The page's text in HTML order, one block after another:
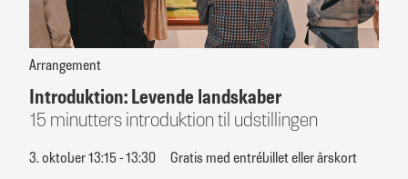
Arrangement
Introduktion: Levende landskaber
15 minutters introduktion til udstillingen
3. oktober 13:15 - 13:30 Gratis med entrébillet eller årskort